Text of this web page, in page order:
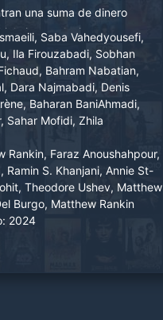
una suma de dinero
invernal e intentan
guía a un grupo de turistas
por los
históricos de Winnipeg.
en el gobierno de
en un misterioso viaje
El espacio, el tiempo y
se entrecruzan.
Saba Vahedyousefi,
Ila Firouzabadi, Sobhan
Bahram Nabatian,
Dara Najmabadi, Denis
Baharan BaniAhmadi,
Sahar Mofidi, Zhila
Rankin, Faraz Anoushahpour,
Ramin S. Khanjani, Annie St-
Theodore Ushev, Matthew
Burgo, Matthew Rankin
2024